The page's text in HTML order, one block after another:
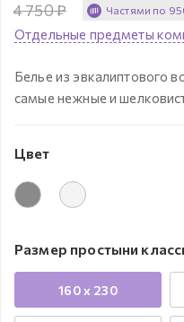
4 750₽ Частями по
Отдельные предметы
Белье из эвкалиптового
самые нежные и
Цвет
Размер простыни
160 x 230